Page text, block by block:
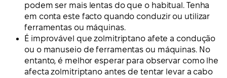
podem ser mais lentas do que o habitual. Tenha
em conta este facto quando conduzir ou utilizar
ferramentas ou máquinas.
É improvável que zolmitriptano afete a condução
ou o manuseio de ferramentas ou máquinas. No
entanto, é melhor esperar para observar como lhe
afecta zolmitriptano antes de tentar levar a cabo